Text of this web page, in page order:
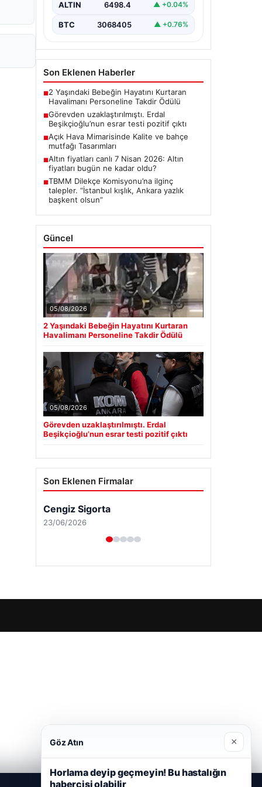
"Türkiye'nin önemli
ALTIN 6498.4 ▲ +0.04%
BTC 3068405 ▲ +0.76%
Son Eklenen Haberler
■2 Yaşındaki Bebeğin Hayatını Kurtaran
Havalimanı Personeline Takdir Ödülü
■Görevden uzaklaştırılmıştı. Erdal
Beşikçioğlu’nun esrar testi pozitif çıktı
■Açık Hava Mimarisinde Kalite ve bahçe
mutfağı Tasarımları
■Altın fiyatları canlı 7 Nisan 2026: Altın
fiyatları bugün ne kadar oldu?
■TBMM Dilekçe Komisyonu’na ilginç
talepler. “İstanbul kışlık, Ankara yazlık
başkent olsun”
Güncel
05/08/2026
2 Yaşındaki Bebeğin Hayatını Kurtaran
Havalimanı Personeline Takdir Ödülü
05/08/2026
Görevden uzaklaştırılmıştı. Erdal
Beşikçioğlu’nun esrar testi pozitif çıktı
Son Eklenen Firmalar
Cengiz Sigorta
23/06/2026
Göz Atın ×
Horlama deyip geçmeyin! Bu hastalığın
habercisi olabilir